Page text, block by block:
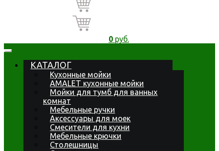
0руб.
КАТАЛОГ
Кухонные мойки
AMALET кухонные мойки
Мойки для тумб для ванных
комнат
Мебельные ручки
Аксессуары для моек
Смесители для кухни
Мебельные крючки
Столешницы